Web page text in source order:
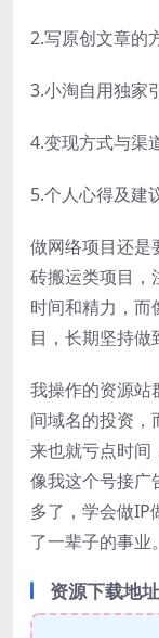
2.写原创文章的
3.小淘自用独家
4.变现方式与渠
5.个人心得及建
做网络项目还是
砖搬运类项目，
时间和精力，而
目，长期坚持做
我操作的资源站
间域名的投资，
来也就亏点时间
像我这个号接广
多了，学会做IP
了一辈子的事业。
资源下载地址